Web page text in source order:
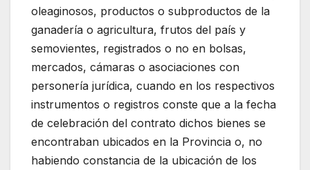
oleaginosos, productos o subproductos de la
ganadería o agricultura, frutos del país y
semovientes, registrados o no en bolsas,
mercados, cámaras o asociaciones con
personería jurídica, cuando en los respectivos
instrumentos o registros conste que a la fecha
de celebración del contrato dichos bienes se
encontraban ubicados en la Provincia o, no
habiendo constancia de la ubicación de los